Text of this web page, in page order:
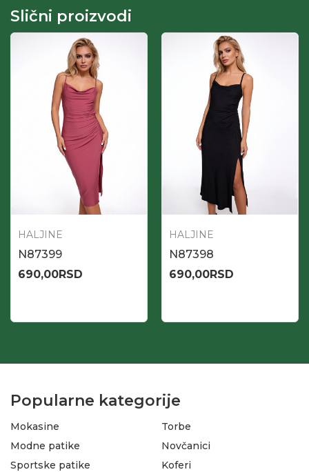
Slični proizvodi
HALJINE
N87399
690,00RSD
HALJINE
N87398
690,00RSD
Popularne kategorije
Mokasine
Modne patike
Sportske patike
Torbe
Novčanici
Koferi